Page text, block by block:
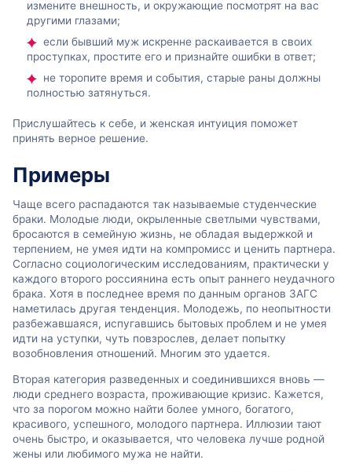
измените внешность, и окружающие посмотрят на вас
другими глазами;
если бывший муж искренне раскаивается в своих
проступках, простите его и признайте ошибки в ответ;
не торопите время и события, старые раны должны
полностью затянуться.
Прислушайтесь к себе, и женская интуиция поможет
принять верное решение.
Примеры
Чаще всего распадаются так называемые студенческие
браки. Молодые люди, окрыленные светлыми чувствами,
бросаются в семейную жизнь, не обладая выдержкой и
терпением, не умея идти на компромисс и ценить партнера.
Согласно социологическим исследованиям, практически у
каждого второго россиянина есть опыт раннего неудачного
брака. Хотя в последнее время по данным органов ЗАГС
наметилась другая тенденция. Молодежь, по неопытности
разбежавшаяся, испугавшись бытовых проблем и не умея
идти на уступки, чуть повзрослев, делает попытку
возобновления отношений. Многим это удается.
Вторая категория разведенных и соединившихся вновь —
люди среднего возраста, проживающие кризис. Кажется,
что за порогом можно найти более умного, богатого,
красивого, успешного, молодого партнера. Иллюзии тают
очень быстро, и оказывается, что человека лучше родной
жены или любимого мужа не найти.